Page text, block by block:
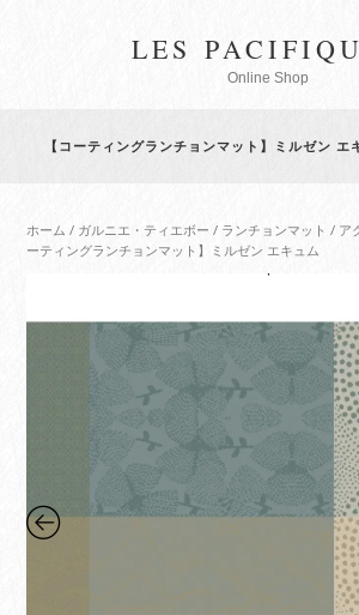
LES
Online Shop
【コーティングランチョンマット】ミルゼン エ
ホーム / ガルニエ・ティエボー / ランチョンマット / ア
ーティングランチョンマット】ミルゼン エキュム